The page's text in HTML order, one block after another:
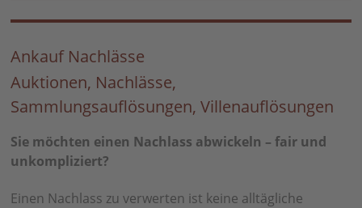
Ankauf Nachlässe
Auktionen, Nachlässe,
Sammlungsauflösungen, Villenauflösungen
Sie möchten einen Nachlass abwickeln – fair und
unkompliziert?
Einen Nachlass zu verwerten ist keine alltägliche